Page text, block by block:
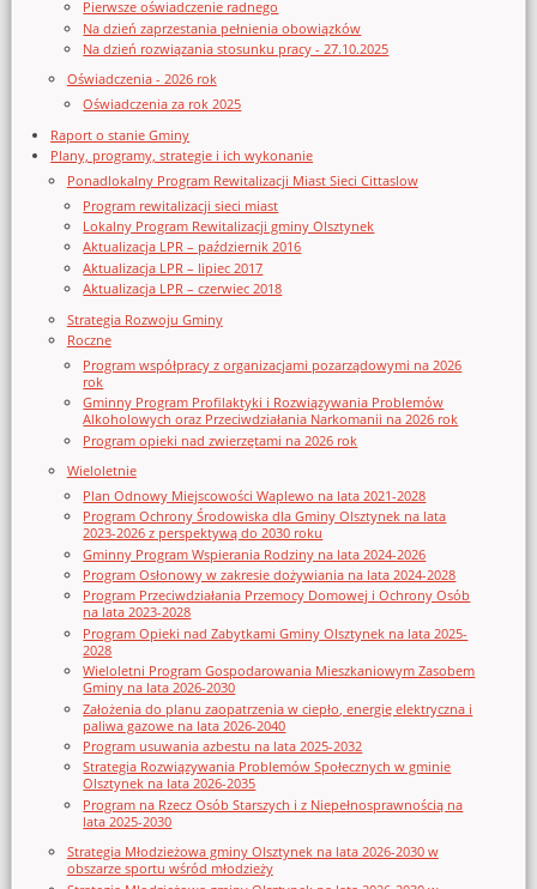
Pierwsze oświadczenie radnego
Na dzień zaprzestania pełnienia obowiązków
Na dzień rozwiązania stosunku pracy - 27.10.2025
Oświadczenia - 2026 rok
Oświadczenia za rok 2025
Raport o stanie Gminy
Plany, programy, strategie i ich wykonanie
Ponadlokalny Program Rewitalizacji Miast Sieci Cittaslow
Program rewitalizacji sieci miast
Lokalny Program Rewitalizacji gminy Olsztynek
Aktualizacja LPR – październik 2016
Aktualizacja LPR – lipiec 2017
Aktualizacja LPR – czerwiec 2018
Strategia Rozwoju Gminy
Roczne
Program współpracy z organizacjami pozarządowymi na 2026
rok
Gminny Program Profilaktyki i Rozwiązywania Problemów
Alkoholowych oraz Przeciwdziałania Narkomanii na 2026 rok
Program opieki nad zwierzętami na 2026 rok
Wieloletnie
Plan Odnowy Miejscowości Waplewo na lata 2021-2028
Program Ochrony Środowiska dla Gminy Olsztynek na lata
2023-2026 z perspektywą do 2030 roku
Gminny Program Wspierania Rodziny na lata 2024-2026
Program Osłonowy w zakresie dożywiania na lata 2024-2028
Program Przeciwdziałania Przemocy Domowej i Ochrony Osób
na lata 2023-2028
Program Opieki nad Zabytkami Gminy Olsztynek na lata 2025-
2028
Wieloletni Program Gospodarowania Mieszkaniowym Zasobem
Gminy na lata 2026-2030
Założenia do planu zaopatrzenia w ciepło, energię elektryczna i
paliwa gazowe na lata 2026-2040
Program usuwania azbestu na lata 2025-2032
Strategia Rozwiązywania Problemów Społecznych w gminie
Olsztynek na lata 2026-2035
Program na Rzecz Osób Starszych i z Niepełnosprawnością na
lata 2025-2030
Strategia Młodzieżowa gminy Olsztynek na lata 2026-2030 w
obszarze sportu wśród młodzieży